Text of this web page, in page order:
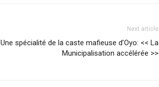
Next article
Une spécialité de la caste mafieuse d’Oyo: << La
Municipalisation accélérée >>